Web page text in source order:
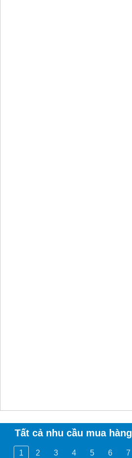
Tất cả nhu cầu mua hàng
1 2 3 4 5 6 7